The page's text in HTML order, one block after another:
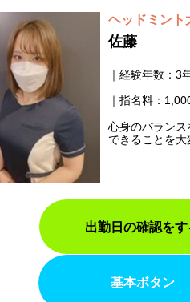
ヘッドミント
佐藤
経験年数：3
指名料：
心身のバラン
できることを大
出勤日の確認をす
基本ボタン